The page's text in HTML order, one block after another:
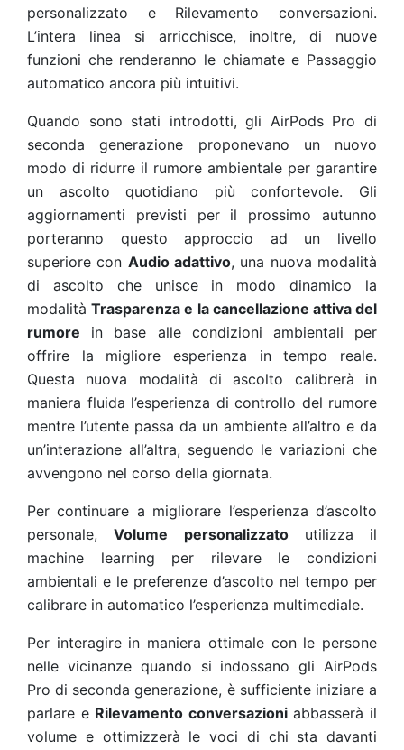
personalizzato e Rilevamento conversazioni.
L’intera linea si arricchisce, inoltre, di nuove
funzioni che renderanno le chiamate e Passaggio
automatico ancora più intuitivi.
Quando sono stati introdotti, gli AirPods Pro di
seconda generazione proponevano un nuovo
modo di ridurre il rumore ambientale per garantire
un ascolto quotidiano più confortevole. Gli
aggiornamenti previsti per il prossimo autunno
porteranno questo approccio ad un livello
superiore con Audio adattivo, una nuova modalità
di ascolto che unisce in modo dinamico la
modalitàTrasparenza e la cancellazione attiva del
rumore in base alle condizioni ambientali per
offrire la migliore esperienza in tempo reale.
Questa nuova modalità di ascolto calibrerà in
maniera fluida l’esperienza di controllo del rumore
mentre l’utente passa da un ambiente all’altro e da
un’interazione all’altra, seguendo le variazioni che
avvengono nel corso della giornata.
Per continuare a migliorare l’esperienza d’ascolto
personale,Volume personalizzatoutilizza il
machine learning per rilevare le condizioni
ambientali e le preferenze d’ascolto nel tempo per
calibrare in automatico l’esperienza multimediale.
Per interagire in maniera ottimale con le persone
nelle vicinanze quando si indossano gli AirPods
Pro di seconda generazione, è sufficiente iniziare a
parlare e Rilevamento conversazioniabbasserà il
volume e ottimizzerà le voci di chi sta davanti